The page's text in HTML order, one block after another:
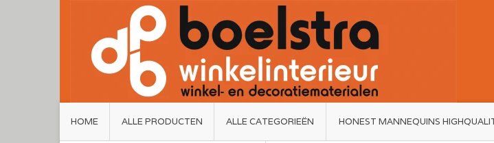
HOME ALLE PRODUCTEN ALLE CATEGORIEËN HONEST MANNEQUINS